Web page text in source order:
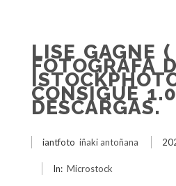
LISE GAGNE (
FOTOGRAFA
CONSIGUE
DESCARGAS.
iantfoto iñaki antoñana
In: Microstock